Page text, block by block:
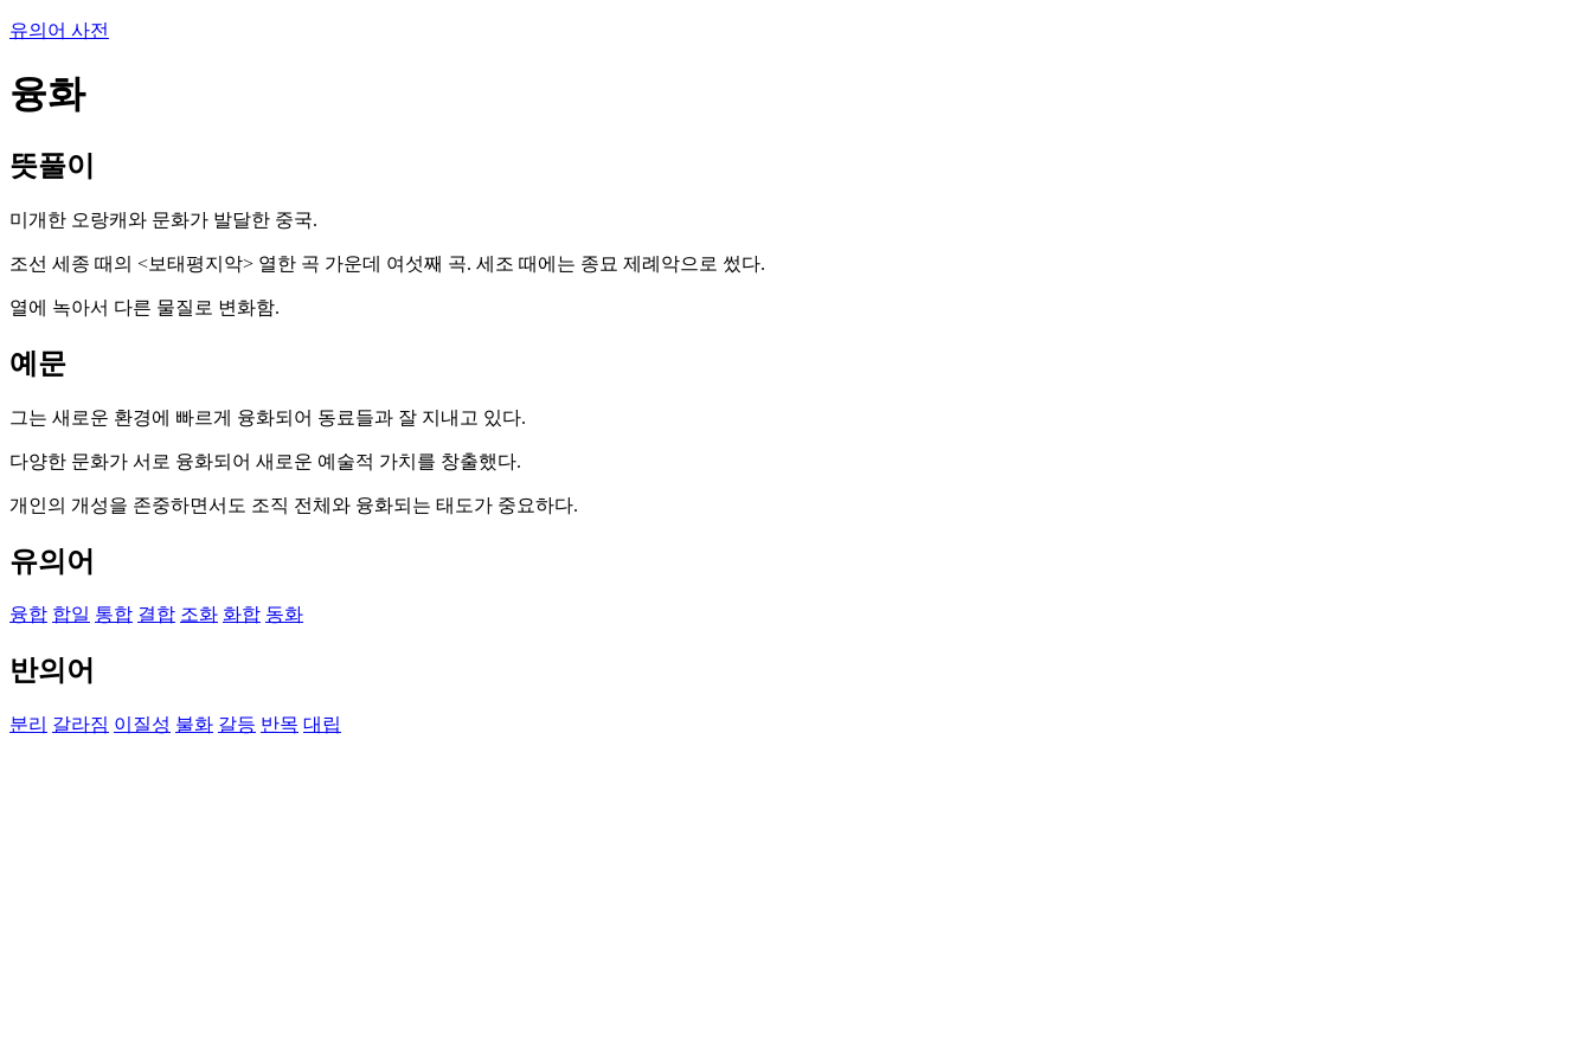
유의어 사전
융화
뜻풀이
미개한 오랑캐와 문화가 발달한 중국.
조선 세종 때의 <보태평지악> 열한 곡 가운데 여섯째 곡. 세조 때에는 종묘 제례악으로 썼다.
열에 녹아서 다른 물질로 변화함.
예문
그는 새로운 환경에 빠르게 융화되어 동료들과 잘 지내고 있다.
다양한 문화가 서로 융화되어 새로운 예술적 가치를 창출했다.
개인의 개성을 존중하면서도 조직 전체와 융화되는 태도가 중요하다.
유의어
융합 합일 통합 결합 조화 화합 동화
반의어
분리 갈라짐 이질성 불화 갈등 반목 대립